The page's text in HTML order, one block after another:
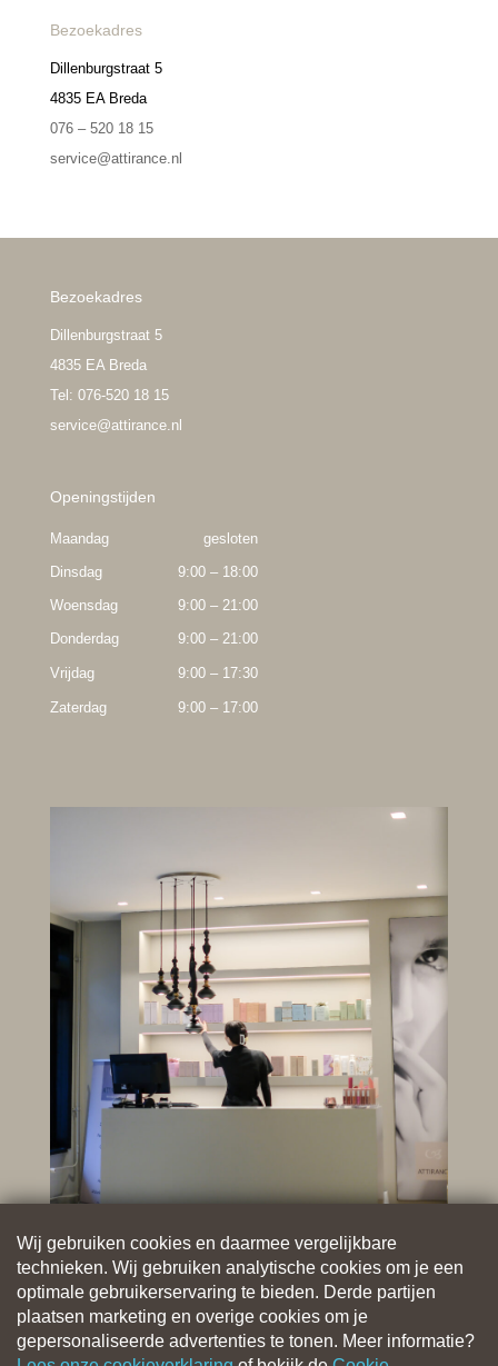
Bezoekadres
Dillenburgstraat 5
4835 EA Breda
076 – 520 18 15
service@attirance.nl
Bezoekadres
Dillenburgstraat 5
4835 EA Breda
Tel: 076-520 18 15
service@attirance.nl
Openingstijden
Maandag
gesloten
Dinsdag
9:00 – 18:00
Woensdag
9:00 – 21:00
Donderdag
9:00 – 21:00
Vrijdag 9:00 – 17:30
Zaterdag 9:00 – 17:00
Wij gebruiken cookies en daarmee vergelijkbare
technieken. Wij gebruiken analytische cookies om je een
optimale gebruikerservaring te bieden. Derde partijen
plaatsen marketing en overige cookies om je
gepersonaliseerde advertenties te tonen. Meer informatie?